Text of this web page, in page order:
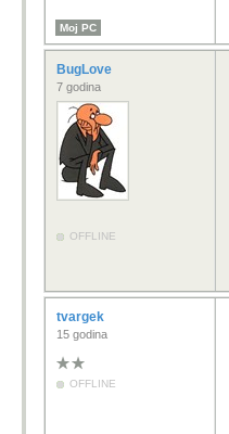
Moj PC
BugLove
7 godina
OFFLINE
tvargek
15 godina
OFFLINE